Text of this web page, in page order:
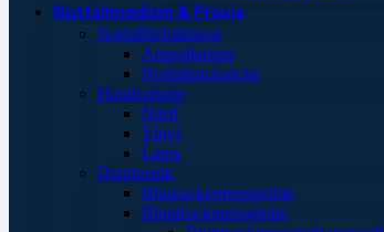
Notfallmedizin & Praxis
Notfallbehältnisse
Ampullarium
Notfallrucksäcke
Handschuhe
Nitril
Vinyl
Latex
Diagnostik
Blutzuckermessgeräte
Blutdruckmessgeräte